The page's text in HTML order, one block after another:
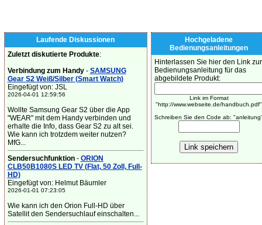
Laufende Diskussionen
Zuletzt diskutierte Produkte:
Verbindung zum Handy- SAMSUNG
Gear S2 Weiß/Silber (Smart Watch)
Eingefügt von: JSL
2026-04-01 12:59:56
Wollte Samsung Gear S2 über die App
"WEAR" mit dem Handy verbinden und
erhalte die Info, dass Gear S2 zu alt sei.
Wie kann ich trotzdem weiter nutzen?
MfG...
Sendersuchfunktion- ORION
CLB50B1080S LED TV (Flat, 50 Zoll, Full-
HD)
Eingefügt von: Helmut Bäumler
2026-01-01 07:23:05
Wie kann ich den Orion Full-HD über
Satellit den Sendersuchlauf einschalten...
Hochgeladene
Bedienungsanleitungen
Hinterlassen Sie hier den Link zur
Bedienungsanleitung für das
abgebildete Produkt:
Link im Format
"http://www.webseite.de/handbuch.pdf"
Schreiben Sie den Code ab: